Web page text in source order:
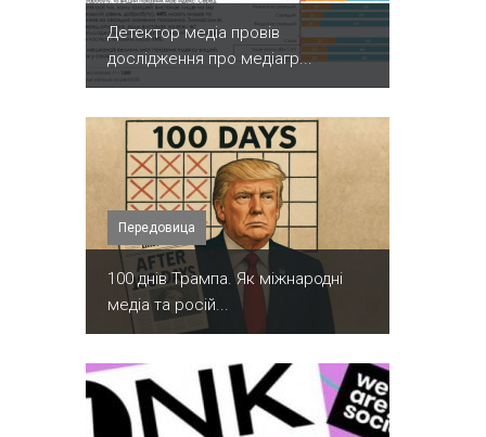
Детектор медіа провів
дослідження про медіагр...
Передовица
100 днів Трампа. Як міжнародні
медіа та росій...